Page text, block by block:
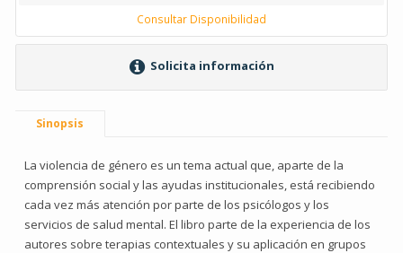
Consultar Disponibilidad
Solicita información
Sinopsis
La violencia de género es un tema actual que, aparte de la
comprensión social y las ayudas institucionales, está recibiendo
cada vez más atención por parte de los psicólogos y los
servicios de salud mental. El libro parte de la experiencia de los
autores sobre terapias contextuales y su aplicación en grupos